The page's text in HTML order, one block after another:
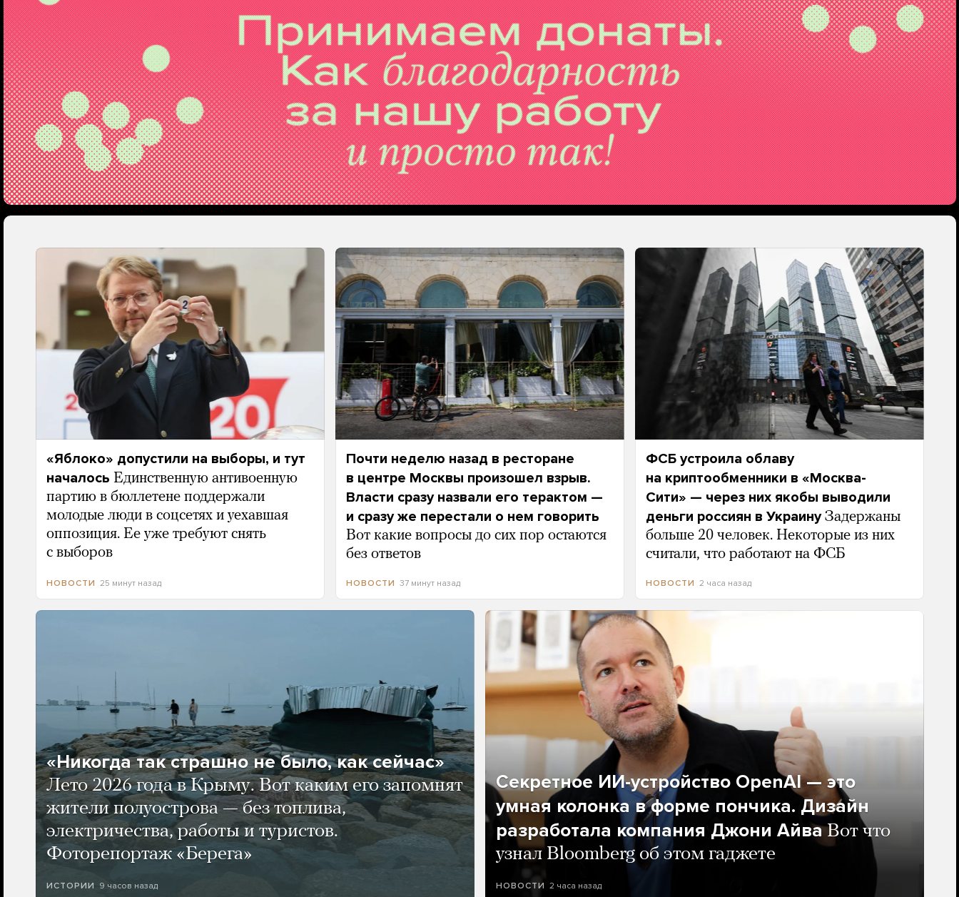
«Яблоко» допустили на выборы, и тут
началось Единственную антивоенную
партию в бюллетене поддержали
молодые люди в соцсетях и уехавшая
оппозиция. Ее уже требуют снять
с выборов
НОВОСТИ 25 минут назад
Почти неделю назад в ресторане
в центре Москвы произошел взрыв.
Власти сразу назвали его терактом —
и сразу же перестали о нем говорить
Вот какие вопросы до сих пор остаются
без ответов
НОВОСТИ 37 минут назад
ФСБ устроила облаву
на криптообменники в «Москва-
Сити» — через них якобы выводили
деньги россиян в Украину Задержаны
больше 20 человек. Некоторые из них
считали, что работают на ФСБ
НОВОСТИ 2 часа назад
«Никогда так страшно не было, как сейчас»
Лето 2026 года в Крыму. Вот каким его запомнят
жители полуострова — без топлива,
электричества, работы и туристов.
Фоторепортаж «Берега»
ИСТОРИИ 9 часов назад
Секретное ИИ-устройство OpenAI — это
умная колонка в форме пончика. Дизайн
разработала компания Джони Айва Вот что
узнал Bloomberg об этом гаджете
НОВОСТИ 2 часа назад